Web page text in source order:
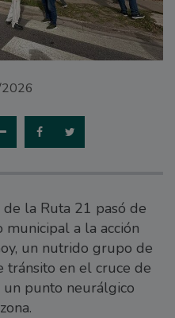
la Ruta 21 pasó de
a la acción
un nutrido grupo de
tránsito en el cruce de
un punto neurálgico